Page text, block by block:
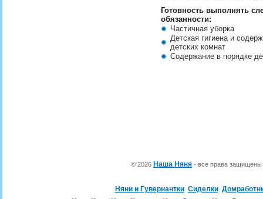
Готовность выполнять
обязанности:
Частичная уборка
Детская гигиена и
детских комнат
Содержание в порядке
© 2026 Наша Няня - все права
Няни и Гувернантки Сиделки